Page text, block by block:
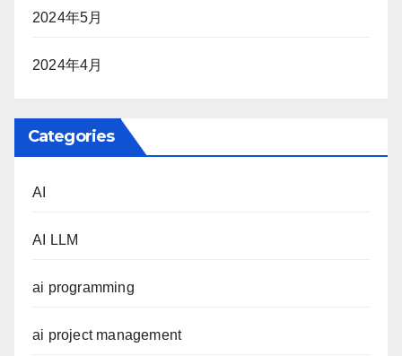
2024年5月
2024年4月
Categories
AI
AI LLM
ai programming
ai project management